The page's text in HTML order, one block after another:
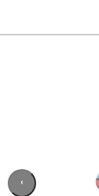
‹